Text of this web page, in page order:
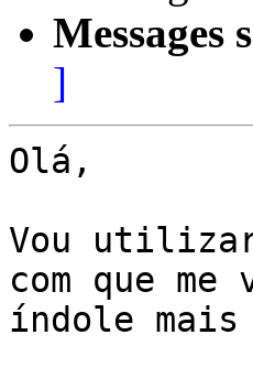
Messages
]
Olá,
Vou
com que me
índole mais